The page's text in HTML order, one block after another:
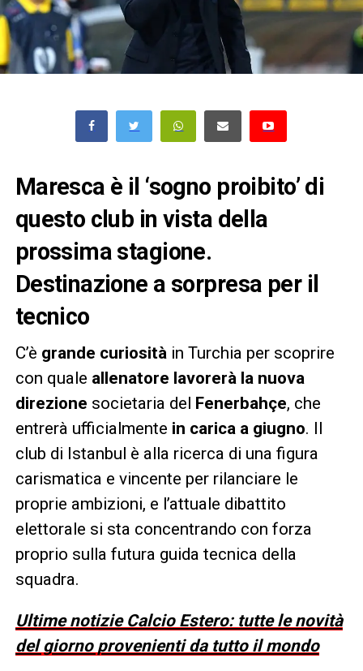
Maresca è il ‘sogno proibito’ di
questo club in vista della
prossima stagione.
Destinazione a sorpresa per il
tecnico
C’è grande curiosità in Turchia per scoprire
con quale allenatore lavorerà la nuova
direzione societaria del Fenerbahçe, che
entrerà ufficialmente in carica a giugno. Il
club di Istanbul è alla ricerca di una figura
carismatica e vincente per rilanciare le
proprie ambizioni, e l’attuale dibattito
elettorale si sta concentrando con forza
proprio sulla futura guida tecnica della
squadra.
Ultime notizie Calcio Estero: tutte le novità
del giorno provenienti da tutto il mondo